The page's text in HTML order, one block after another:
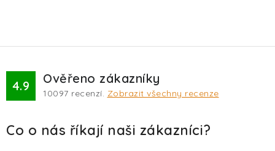
4.9 Ověřeno zákazníky
10097 recenzí. Zobrazit všechny recenze